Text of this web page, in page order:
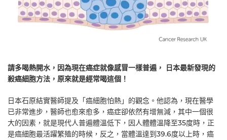
請多喝熱開水，因為現在癌症就像感冒一樣普遍， 日本最新發現的
殺癌細胞方法，原來就是經常喝這個！
日本石原結實醫師提及「癌細胞怕熱」的觀念。他認為，現在醫學
已非常進步，醫師也愈來愈多，癌症卻依然有增無減，其中一個很
大的因素，就是現代人普遍體溫低下，因人體體溫降至35度時，正
是癌細胞最活躍繁殖的時候，反之，當體溫達到39.6度以上時，癌